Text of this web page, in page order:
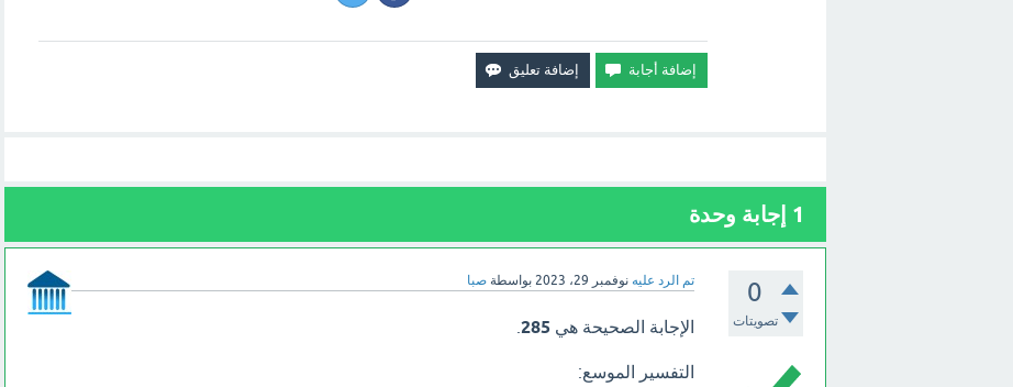
1 إجابة وحدة
0
تصويتات
تم الرد عليه نوفمبر 29، 2023 بواسطة صبا
الإجابة الصحيحة هي 285
.
التفسير الموسع: